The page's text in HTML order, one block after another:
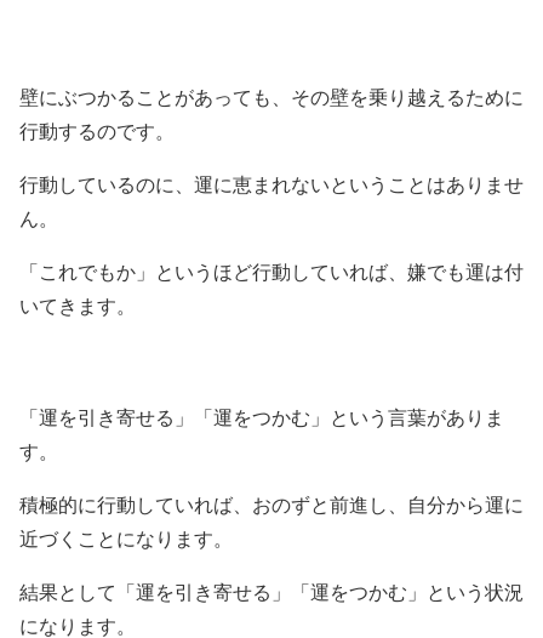
壁にぶつかることがあっても、その壁を乗り越えるために
行動するのです。
行動しているのに、運に恵まれないということはありませ
ん。
「これでもか」というほど行動していれば、嫌でも運は付
いてきます。
「運を引き寄せる」「運をつかむ」という言葉がありま
す。
積極的に行動していれば、おのずと前進し、自分から運に
近づくことになります。
結果として「運を引き寄せる」「運をつかむ」という状況
になります。